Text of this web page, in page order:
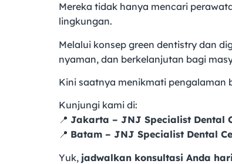
Mereka tidak hanya mencari
lingkungan.
Melalui konsep green dentistry dan
nyaman, dan berkelanjutan bagi
Kini saatnya menikmati pengalaman
Kunjungi kami di:
📍 Jakarta – JNJ Specialist Dental
📍 Batam – JNJ Specialist Dental
Yuk, jadwalkan konsultasi Anda